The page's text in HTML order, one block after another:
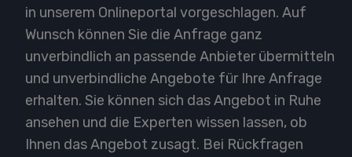
in unserem Onlineportal vorgeschlagen. Auf
Wunsch können Sie die Anfrage ganz
unverbindlich an passende Anbieter übermitteln
und unverbindliche Angebote für Ihre Anfrage
erhalten. Sie können sich das Angebot in Ruhe
ansehen und die Experten wissen lassen, ob
Ihnen das Angebot zusagt. Bei Rückfragen